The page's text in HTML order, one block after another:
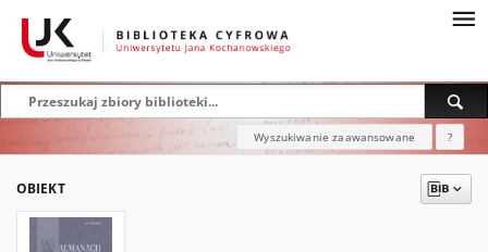
Wyszukiwanie zaawansowane ?
OBIEKT